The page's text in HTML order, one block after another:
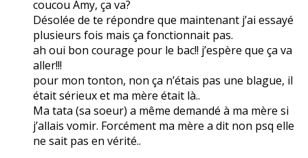
coucou Amy, ça va?
Désolée de te répondre que maintenant j’ai essayé
plusieurs fois mais ça fonctionnait pas.
ah oui bon courage pour le bac!! j’espère que ça va
aller!!!
pour mon tonton, non ça n’étais pas une blague, il
était sérieux et ma mère était là..
Ma tata (sa soeur) a même demandé à ma mère si
j’allais vomir. Forcément ma mère a dit non psq elle
ne sait pas en vérité..